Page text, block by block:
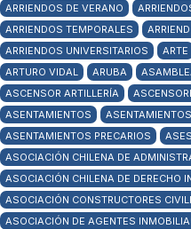
ARRIENDOS DE VERANO
ARRIENDOS TEMPORALES
ARRIENDOS UNIVERSITARIOS
ARTE
ARTURO VIDAL
ARUBA
ASCENSOR ARTILLERÍA
ASENTAMIENTOS
ASENTAMIENTOS PRECARIOS
ASOCIACIÓN CHILENA DE
ASOCIACIÓN CHILENA DE DERECHO
ASOCIACIÓN CONSTRUCTORES
ASOCIACIÓN DE AGENTES